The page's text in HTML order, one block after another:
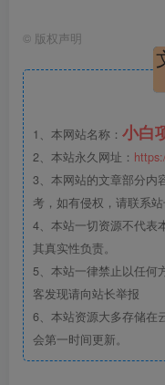
© 版权声明
1、本网站名称： 小白
2、本站永久网址：
3、本网站的文章部分内
考，如有侵权，请联系站
4、本站一切资源不代表
其真实性负责。
5、本站一律禁止以任何
客发现请向站长举报
6、本站资源大多存储在
会第一时间更新。